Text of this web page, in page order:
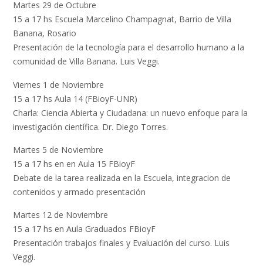
Martes 29 de Octubre
15 a 17 hs Escuela Marcelino Champagnat, Barrio de Villa
Banana, Rosario
Presentación de la tecnología para el desarrollo humano a la
comunidad de Villa Banana. Luis Veggi.
Viernes 1 de Noviembre
15 a 17 hs Aula 14 (FBioyF-UNR)
Charla: Ciencia Abierta y Ciudadana: un nuevo enfoque para la
investigación científica. Dr. Diego Torres.
Martes 5 de Noviembre
15 a 17 hs en en Aula 15 FBioyF
Debate de la tarea realizada en la Escuela, integracion de
contenidos y armado presentación
Martes 12 de Noviembre
15 a 17 hs en Aula Graduados FBioyF
Presentación trabajos finales y Evaluación del curso. Luis
Veggi.